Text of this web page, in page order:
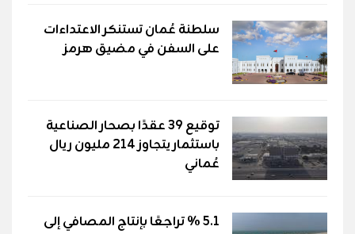
سلطنة عُمان تستنكر الاعتداءات
على السفن في مضيق هرمز
توقيع 39 عقدًا بصحار الصناعية
باستثمار يتجاوز 214 مليون ريال
عُماني
5.1 % تراجعًا بإنتاج المصافي إلى